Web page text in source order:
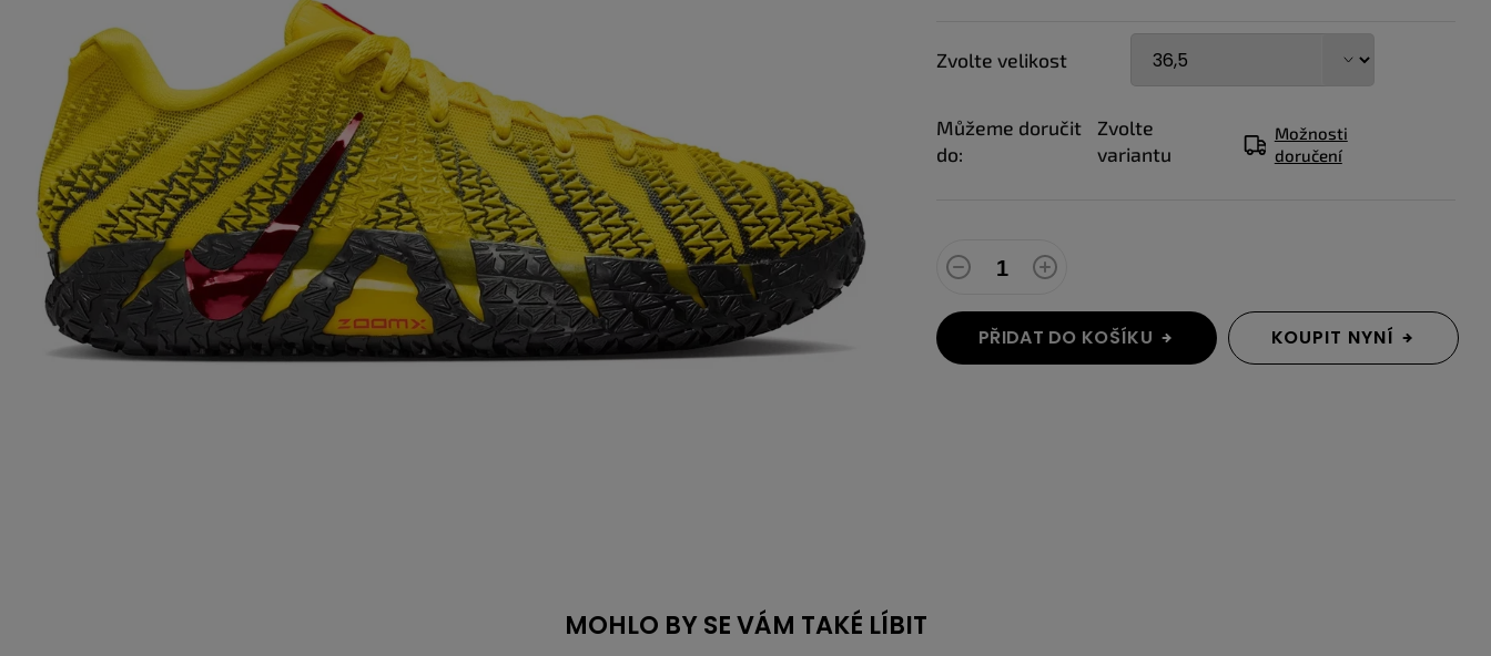
Zvolte velikost
Můžeme doručit
do:
Zvolte
variantu
Možnosti
doručení
PŘIDAT DO KOŠÍKU KOUPIT NYNÍ
MOHLO BY SE VÁM TAKÉ LÍBIT